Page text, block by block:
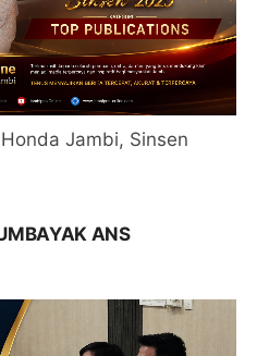
Jambi, Sinsen
ANS